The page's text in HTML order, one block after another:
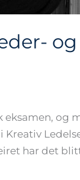
og
eksamen, og
Kreativ
har det